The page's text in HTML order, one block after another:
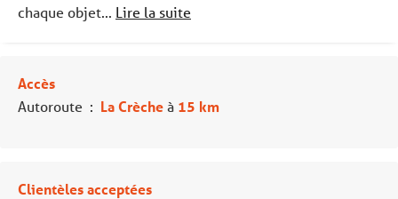
chaque objet... Lire la suite
Accès
Autoroute : La Crècheà 15 km
Clientèles acceptées